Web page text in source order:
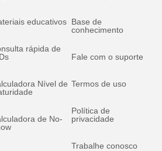
educativos
rápida de
Nível de
de No-
Base de
conhecimento
Fale com o suporte
Termos de uso
Política de
privacidade
Trabalhe conosco